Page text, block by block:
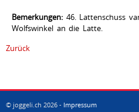
Bemerkungen: 46. Lattenschuss
Wolfswinkel an die Latte.
Zurück
© joggeli.ch 2026 - Impressum